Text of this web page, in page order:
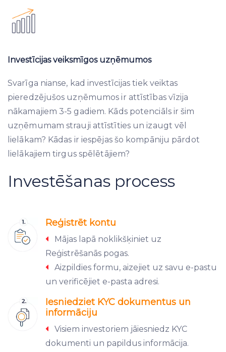
Investīcijas veiksmīgos uzņēmumos
Svarīga nianse, kad investīcijas tiek veiktas
pieredzējušos uzņēmumos ir attīstības vīzija
nākamajiem 3-5 gadiem. Kāds potenciāls ir šim
uzņēmumam strauji attīstīties un izaugt vēl
lielākam? Kādas ir iespējas šo kompāniju pārdot
lielākajiem tirgus spēlētājiem?
Investēšanas process
Reģistrēt kontu
Mājas lapā noklikšķiniet uz
Reģistrēšanās pogas.
Aizpildies formu, aizejiet uz savu e-pastu
un verificējiet e-pasta adresi.
Iesniedziet KYC dokumentus un
informāciju
Visiem investoriem jāiesniedz KYC
dokumenti un papildus informācija.